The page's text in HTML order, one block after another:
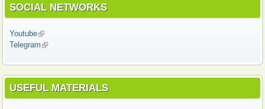
SOCIAL NETWORKS
Youtube(link is external)
Telegram (link is external)
USEFUL MATERIALS